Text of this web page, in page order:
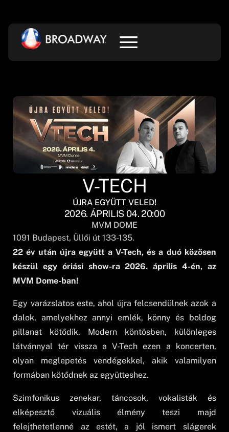
V-TECH
ÚJRA EGYÜTT VELED!
2026. ÁPRILIS 04. 20:00
MVM DOME
1091 Budapest, Üllői út 133-135.
22 év után újra együtt a V-Tech, és a duó közösen
készül egy óriási show-ra 2026. április 4-én, az
MVM Dome-ban!
Egy varázslatos este, ahol újra felcsendülnek azok a
dalok, amelyekhez annyi emlék, könny és boldog
pillanat kötődik. Modern köntösben, különleges
látvánnyal tér vissza a V-Tech ezen a koncerten,
olyan meglepetés vendégekkel, akik valamilyen
formában kötődnek az együtteshez.
Szimfonikus zenekar, táncosok, vokalisták és
elképesztő vizuális élmény teszi majd
felejthetetlenné az estét, a jól ismert slágerek